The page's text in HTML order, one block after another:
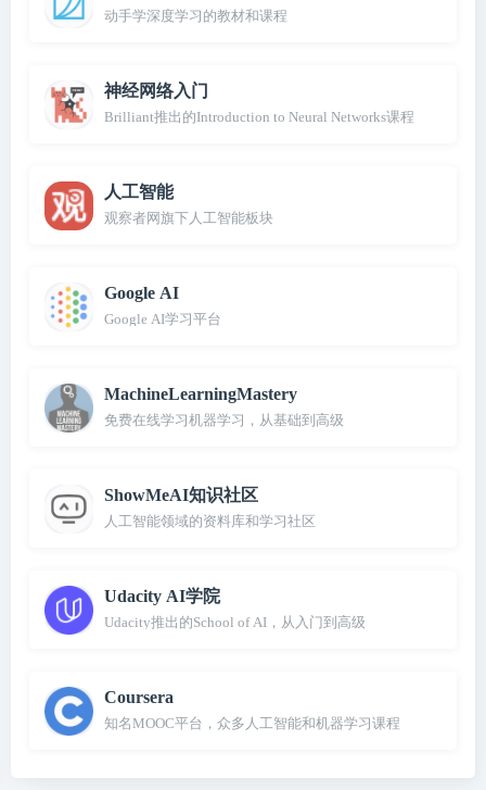
动手学深度学习的教材和课程
神经网络入门
Brilliant推出的Introduction to Neural Networks课程
人工智能
观察者网旗下人工智能板块
Google AI
Google AI学习平台
MachineLearningMastery
免费在线学习机器学习，从基础到高级
ShowMeAI知识社区
人工智能领域的资料库和学习社区
Udacity AI学院
Udacity推出的School of AI，从入门到高级
Coursera
知名MOOC平台，众多人工智能和机器学习课程